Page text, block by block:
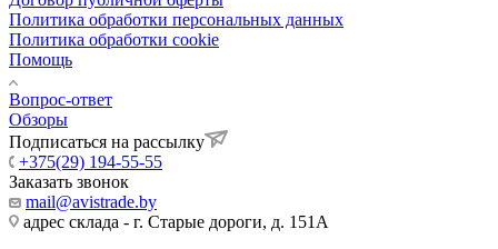
Политика обработки персональных данных
Политика обработки cookie
Помощь
Вопрос-ответ
Обзоры
Подписаться на рассылку
+375(29) 194-55-55
Заказать звонок
mail@avistrade.by
адрес склада - г. Старые дороги, д. 151А